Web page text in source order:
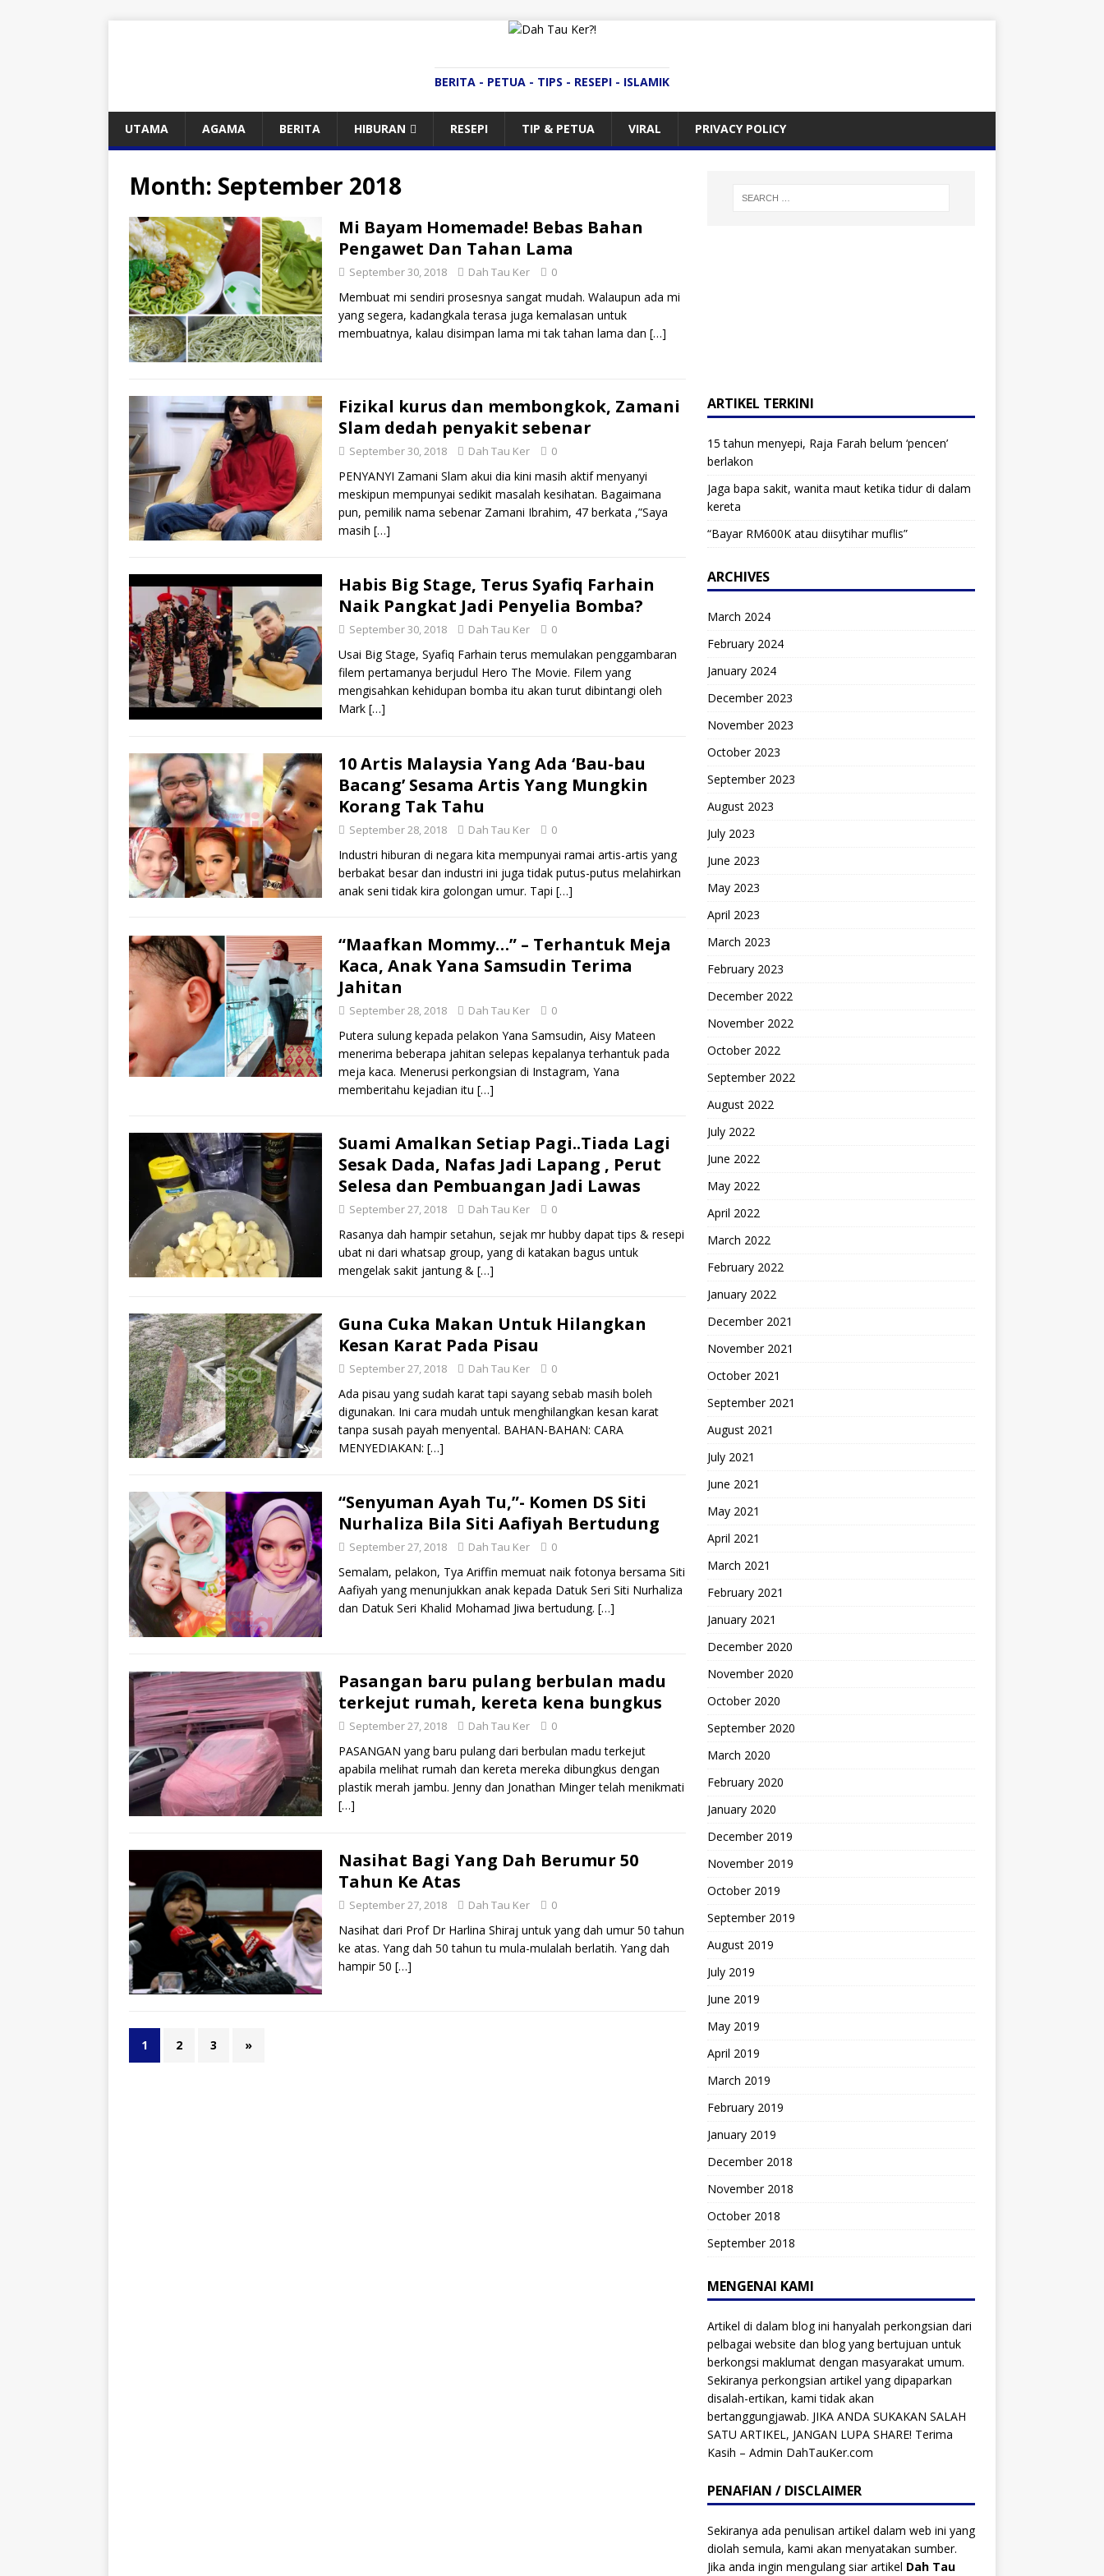
BERITA - PETUA - TIPS - RESEPI - ISLAMIK
UTAMA AGAMA BERITA HIBURAN RESEPI TIP & PETUA VIRAL PRIVACY POLICY
Month: September 2018
Mi Bayam Homemade! Bebas Bahan
Pengawet Dan Tahan Lama
September 30, 2018 Dah Tau Ker 0
Membuat mi sendiri prosesnya sangat mudah. Walaupun ada mi
yang segera, kadangkala terasa juga kemalasan untuk
membuatnya, kalau disimpan lama mi tak tahan lama dan […]
Fizikal kurus dan membongkok, Zamani
Slam dedah penyakit sebenar
September 30, 2018 Dah Tau Ker 0
PENYANYI Zamani Slam akui dia kini masih aktif menyanyi
meskipun mempunyai sedikit masalah kesihatan. Bagaimana
pun, pemilik nama sebenar Zamani Ibrahim, 47 berkata ,”Saya
masih […]
Habis Big Stage, Terus Syafiq Farhain
Naik Pangkat Jadi Penyelia Bomba?
September 30, 2018 Dah Tau Ker 0
Usai Big Stage, Syafiq Farhain terus memulakan penggambaran
filem pertamanya berjudul Hero The Movie. Filem yang
mengisahkan kehidupan bomba itu akan turut dibintangi oleh
Mark […]
10 Artis Malaysia Yang Ada ‘Bau-bau
Bacang’ Sesama Artis Yang Mungkin
Korang Tak Tahu
September 28, 2018 Dah Tau Ker 0
Industri hiburan di negara kita mempunyai ramai artis-artis yang
berbakat besar dan industri ini juga tidak putus-putus melahirkan
anak seni tidak kira golongan umur. Tapi […]
“Maafkan Mommy…” – Terhantuk Meja
Kaca, Anak Yana Samsudin Terima
Jahitan
September 28, 2018 Dah Tau Ker 0
Putera sulung kepada pelakon Yana Samsudin, Aisy Mateen
menerima beberapa jahitan selepas kepalanya terhantuk pada
meja kaca. Menerusi perkongsian di Instagram, Yana
memberitahu kejadian itu […]
Suami Amalkan Setiap Pagi..Tiada Lagi
Sesak Dada, Nafas Jadi Lapang , Perut
Selesa dan Pembuangan Jadi Lawas
September 27, 2018 Dah Tau Ker 0
Rasanya dah hampir setahun, sejak mr hubby dapat tips & resepi
ubat ni dari whatsap group, yang di katakan bagus untuk
mengelak sakit jantung & […]
Guna Cuka Makan Untuk Hilangkan
Kesan Karat Pada Pisau
September 27, 2018 Dah Tau Ker 0
Ada pisau yang sudah karat tapi sayang sebab masih boleh
digunakan. Ini cara mudah untuk menghilangkan kesan karat
tanpa susah payah menyental. BAHAN-BAHAN: CARA
MENYEDIAKAN: […]
“Senyuman Ayah Tu,”- Komen DS Siti
Nurhaliza Bila Siti Aafiyah Bertudung
September 27, 2018 Dah Tau Ker 0
Semalam, pelakon, Tya Ariffin memuat naik fotonya bersama Siti
Aafiyah yang menunjukkan anak kepada Datuk Seri Siti Nurhaliza
dan Datuk Seri Khalid Mohamad Jiwa bertudung. […]
Pasangan baru pulang berbulan madu
terkejut rumah, kereta kena bungkus
September 27, 2018 Dah Tau Ker 0
PASANGAN yang baru pulang dari berbulan madu terkejut
apabila melihat rumah dan kereta mereka dibungkus dengan
plastik merah jambu. Jenny dan Jonathan Minger telah menikmati
[…]
Nasihat Bagi Yang Dah Berumur 50
Tahun Ke Atas
September 27, 2018 Dah Tau Ker 0
Nasihat dari Prof Dr Harlina Shiraj untuk yang dah umur 50 tahun
ke atas. Yang dah 50 tahun tu mula-mulalah berlatih. Yang dah
hampir 50 […]
1 2 3 »
ARTIKEL TERKINI
15 tahun menyepi, Raja Farah belum ‘pencen’
berlakon
Jaga bapa sakit, wanita maut ketika tidur di dalam
kereta
“Bayar RM600K atau diisytihar muflis”
ARCHIVES
March 2024
February 2024
January 2024
December 2023
November 2023
October 2023
September 2023
August 2023
July 2023
June 2023
May 2023
April 2023
March 2023
February 2023
December 2022
November 2022
October 2022
September 2022
August 2022
July 2022
June 2022
May 2022
April 2022
March 2022
February 2022
January 2022
December 2021
November 2021
October 2021
September 2021
August 2021
July 2021
June 2021
May 2021
April 2021
March 2021
February 2021
January 2021
December 2020
November 2020
October 2020
September 2020
March 2020
February 2020
January 2020
December 2019
November 2019
October 2019
September 2019
August 2019
July 2019
June 2019
May 2019
April 2019
March 2019
February 2019
January 2019
December 2018
November 2018
October 2018
September 2018
MENGENAI KAMI
Artikel di dalam blog ini hanyalah perkongsian dari
pelbagai website dan blog yang bertujuan untuk
berkongsi maklumat dengan masyarakat umum.
Sekiranya perkongsian artikel yang dipaparkan
disalah-ertikan, kami tidak akan
bertanggungjawab. JIKA ANDA SUKAKAN SALAH
SATU ARTIKEL, JANGAN LUPA SHARE! Terima
Kasih – Admin DahTauKer.com
PENAFIAN / DISCLAIMER
Sekiranya ada penulisan artikel dalam web ini yang
diolah semula, kami akan menyatakan sumber.
Jika anda ingin mengulang siar artikel Dah Tau